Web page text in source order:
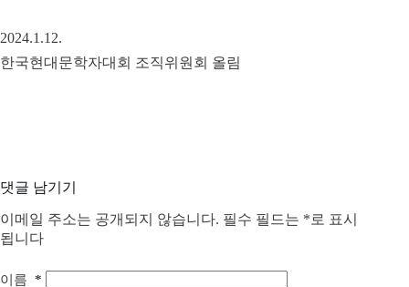
2024.1.12.
한국현대문학자대회 조직위원회 올림
댓글 남기기
이메일 주소는 공개되지 않습니다. 필수 필드는 *로 표시
됩니다
이름 *